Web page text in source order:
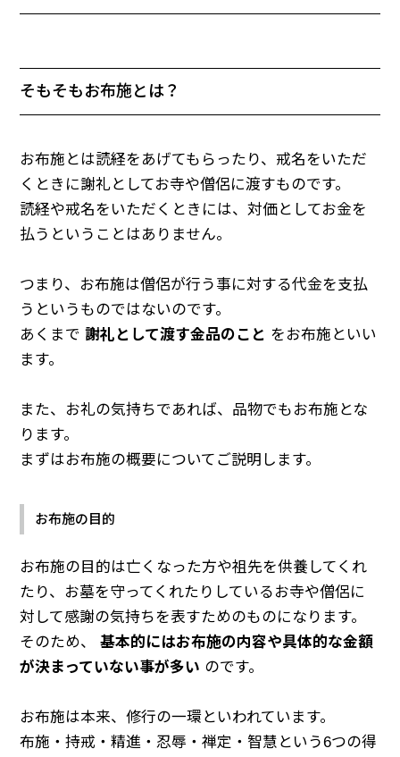
そもそもお布施とは？
お布施とは読経をあげてもらったり、戒名をいただ
くときに謝礼としてお寺や僧侶に渡すものです。
読経や戒名をいただくときには、対価としてお金を
払うということはありません。
つまり、お布施は僧侶が行う事に対する代金を支払
うというものではないのです。
あくまで謝礼として渡す金品のこと をお布施といい
ます。
また、お礼の気持ちであれば、品物でもお布施とな
ります。
まずはお布施の概要についてご説明します。
お布施の目的
お布施の目的は亡くなった方や祖先を供養してくれ
たり、お墓を守ってくれたりしているお寺や僧侶に
対して感謝の気持ちを表すためのものになります。
そのため、基本的にはお布施の内容や具体的な金額
が決まっていない事が多い のです。
お布施は本来、修行の一環といわれています。
布施・持戒・精進・忍辱・禅定・智慧という6つの得